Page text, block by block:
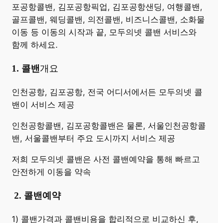
포공항콜밴, 김포공항픽업, 김포공항샌딩, 여행콜밴,
골프콜밴, 웨딩콜밴, 의전콜밴, 비즈니스콜밴, 소화물
이동 등 이동의 시작과 끝, 모두의넷 콜밴 서비스와
함께 하세요.
​1. 콜밴 개요
​인천공항, 김포공항, 전국 어디서에서든 모두의넷 콜
밴이 서비스 제공
인천공항콜밴, 김포공항콜밴은 물론, 서울인천공항콜
밴, 서울콜밴부터 주요 도시까지 서비스 제공
저희 모두의넷 콜밴은 사전 콜밴예약을 통해 빠르고
안전하게 이동을 약속
2. 콜밴예약
1) 콜밴가격과 콜밴비용을 합리적으로 비교하신 후,